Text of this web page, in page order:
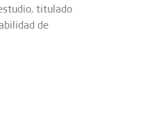
titulado
de